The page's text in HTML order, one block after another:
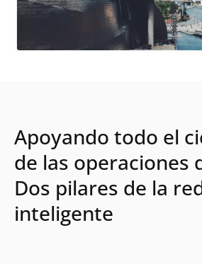
Apoyando todo el
de las operaciones
Dos pilares de la
inteligente